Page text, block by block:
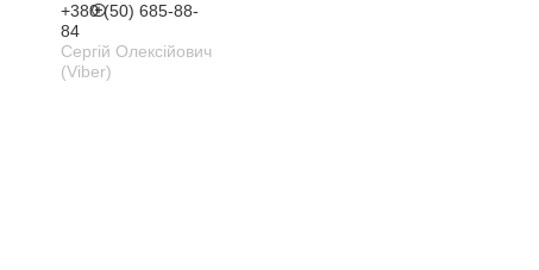
+380 (50) 685-88-
84
Сергій Олексійович
(Viber)